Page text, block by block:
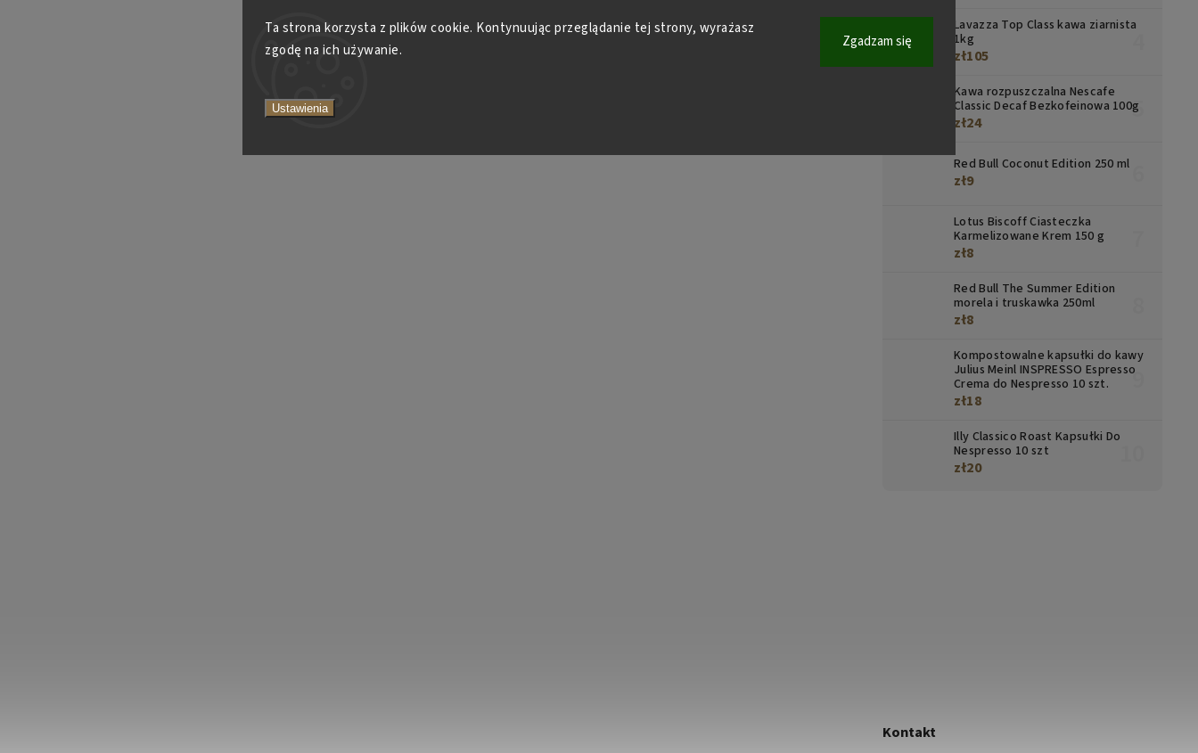
Ta strona korzysta z plików cookie. Kontynuując przeglądanie tej strony, wyrażasz
zgodę na ich używanie.
Ustawienia
Zgadzam się
Lavazza Top Class kawa ziarnista
1kg
zł105
Kawa rozpuszczalna Nescafe
Classic Decaf Bezkofeinowa 100g
zł24
Red Bull Coconut Edition 250 ml
zł9
Lotus Biscoff Ciasteczka
Karmelizowane Krem 150 g
zł8
Red Bull The Summer Edition
morela i truskawka 250ml
zł8
Kompostowalne kapsułki do kawy
Julius Meinl INSPRESSO Espresso
Crema do Nespresso 10 szt.
zł18
Illy Classico Roast Kapsułki Do
Nespresso 10 szt
zł20
Kontakt